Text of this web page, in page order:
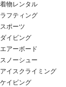
着物レンタル
ラフティング
スポーツ
ダイビング
エアーボード
スノーシュー
アイスクライミング
ケイビング